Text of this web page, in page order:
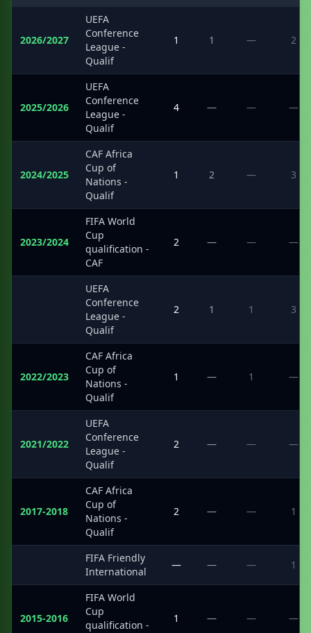
2026/2027
UEFA
Conference
League -
Qualif
1 1 — 2
2025/2026
UEFA
Conference
League -
Qualif
4 — — —
2024/2025
CAF Africa
Cup of
Nations -
Qualif
1 2 — 3
2023/2024
FIFA World
Cup
qualification -
CAF
2 — — —
UEFA
Conference
League -
Qualif
2 1 1 3
2022/2023
CAF Africa
Cup of
Nations -
Qualif
1 — 1 —
2021/2022
UEFA
Conference
League -
Qualif
2 — — —
2017-2018
CAF Africa
Cup of
Nations -
Qualif
2 — — 1
FIFA Friendly
International
— — — 1
2015-2016
FIFA World
Cup
qualification -
1 — — —